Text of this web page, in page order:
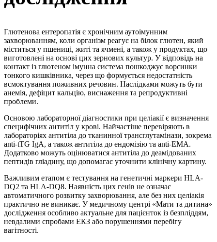
Глютенова ентеропатія є хронічним аутоімунним
захворюванням, коли організм реагує на білок глютен, який
міститься у пшениці, житі та ячмені, а також у продуктах, що
виготовлені на основі цих зернових культур. У відповідь на
контакт із глютеном імунна система пошкоджує ворсинки
тонкого кишківника, через що формується недостатність
всмоктування поживних речовин. Наслідками можуть бути
анемія, дефіцит кальцію, виснаження та репродуктивні
проблеми.
Основою лабораторної діагностики при целіакії є визначення
специфічних антитіл у крові. Найчастіше перевіряють в
лабораторіях антитіла до тканинної трансглутамінази, зокрема
anti-tTG IgA, а також антитіла до ендомізію та anti-EMA.
Додатково можуть оцінюватися антитіла до деамідованих
пептидів гліадину, що допомагає уточнити клінічну картину.
Важливим етапом є тестування на генетичні маркери HLA-
DQ2 та HLA-DQ8. Наявність цих генів не означає
автоматичного розвитку захворювання, але без них целіакія
практично не виникає. У медичному центрі «Мати та дитина»
дослідження особливо актуальне для пацієнток із безпліддям,
невдалими спробами ЕКЗ або порушеннями перебігу
вагітності.